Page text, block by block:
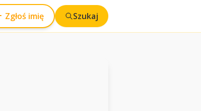
Zgłoś imię Szukaj